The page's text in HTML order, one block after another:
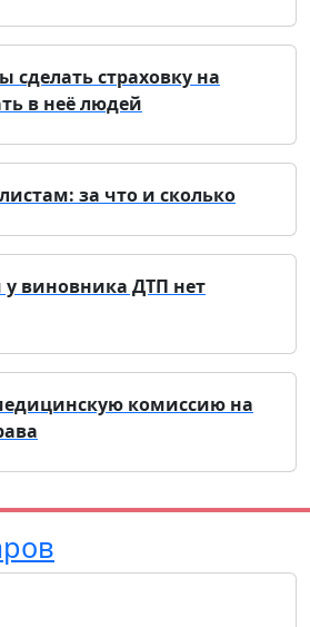
сделать страховку на
в неё людей
за что и сколько
у виновника ДТП нет
комиссию на